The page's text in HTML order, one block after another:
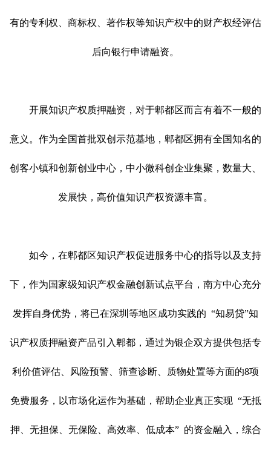
有的专利权、商标权、著作权等知识产权中的财产权经评估
后向银行申请融资。
开展知识产权质押融资，对于郫都区而言有着不一般的
意义。作为全国首批双创示范基地，郫都区拥有全国知名的
创客小镇和创新创业中心，中小微科创企业集聚，数量大、
发展快，高价值知识产权资源丰富。
如今，在郫都区知识产权促进服务中心的指导以及支持
下，作为国家级知识产权金融创新试点平台，南方中心充分
发挥自身优势，将已在深圳等地区成功实践的 “知易贷”知
识产权质押融资产品引入郫都，通过为银企双方提供包括专
利价值评估、风险预警、筛查诊断、质物处置等方面的8项
免费服务，以市场化运作为基础，帮助企业真正实现 “无抵
押、无担保、无保险、高效率、低成本” 的资金融入，综合